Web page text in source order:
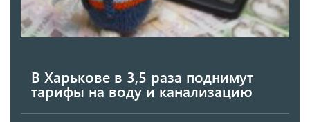
В Харькове в 3,5 раза поднимут
тарифы на воду и канализацию